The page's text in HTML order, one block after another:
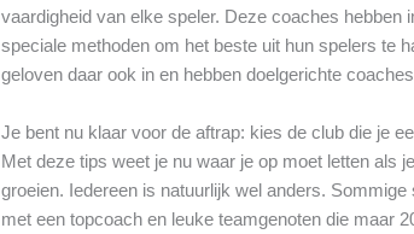
vaardigheid van elke speler. Deze coaches hebben
speciale methoden om het beste uit hun spelers te
geloven daar ook in en hebben doelgerichte
Je bent nu klaar voor de aftrap: kies de club die je
Met deze tips weet je nu waar je op moet letten als
groeien. Iedereen is natuurlijk wel anders.
met een topcoach en leuke teamgenoten die maar